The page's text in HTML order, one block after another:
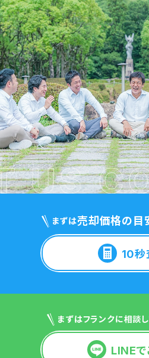
まずは売却価格の目
10秒
まずはフランクに相談
LINEで